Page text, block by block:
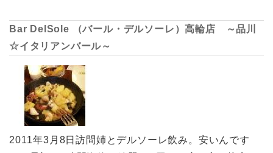
Bar DelSole （バール・デルソーレ）高輪店 ～品川
☆イタリアンバール～
2011年3月8日訪問姉とデルソーレ飲み。安いんです